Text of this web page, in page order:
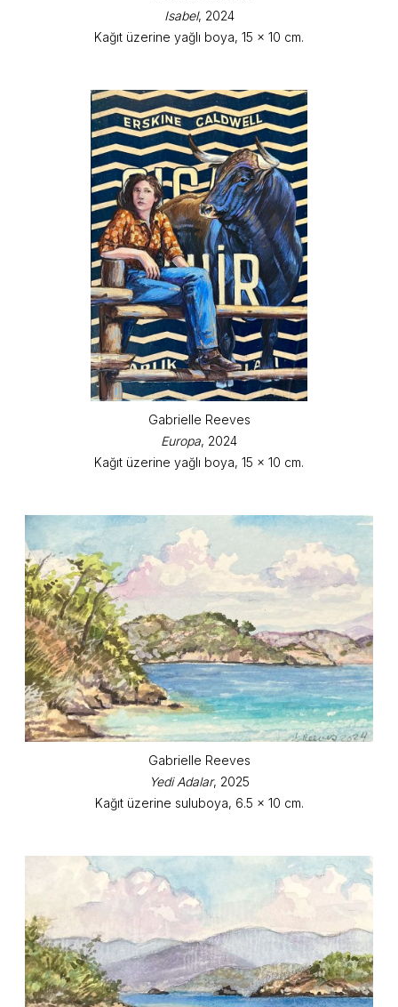
Isabel, 2024
Kağıt üzerine yağlı boya, 15 x 10 cm.
Gabrielle Reeves
Europa, 2024
Kağıt üzerine yağlı boya, 15 x 10 cm.
Gabrielle Reeves
Yedi Adalar, 2025
Kağıt üzerine suluboya, 6.5 x 10 cm.